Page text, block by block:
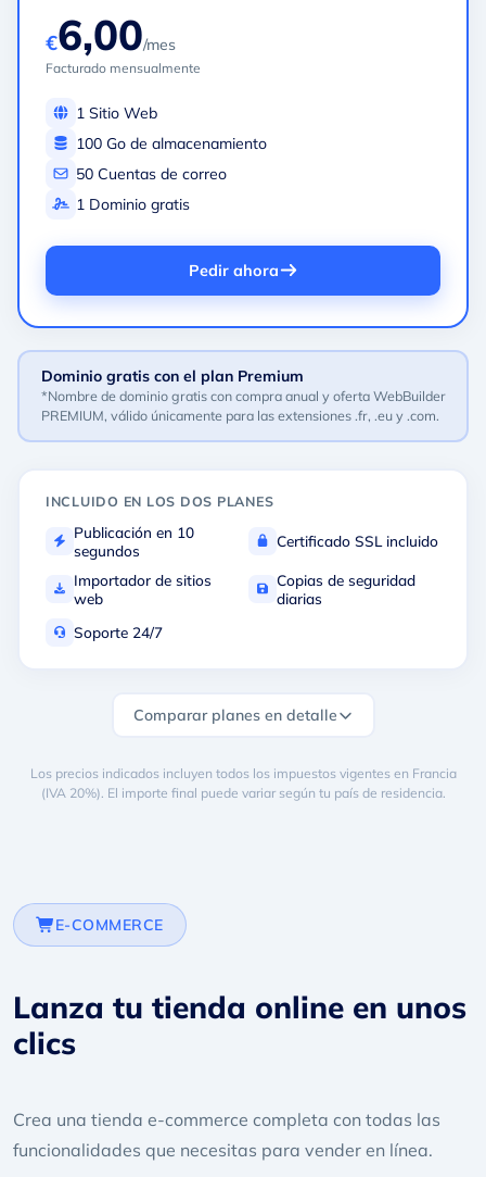
€6,00/mes
Facturado mensualmente
1 Sitio Web
100 Go de almacenamiento
50 Cuentas de correo
1 Dominio gratis
Pedir ahora
Dominio gratis con el plan Premium
*Nombre de dominio gratis con compra anual y oferta WebBuilder
PREMIUM, válido únicamente para las extensiones .fr, .eu y .com.
INCLUIDO EN LOS DOS PLANES
Publicación en 10
segundos
Certificado SSL incluido
Importador de sitios
web
Copias de seguridad
diarias
Soporte 24/7
Comparar planes en detalle
Los precios indicados incluyen todos los impuestos vigentes en Francia
(IVA 20%). El importe final puede variar según tu país de residencia.
E-COMMERCE
Lanza tu tienda online en unos
clics
Crea una tienda e-commerce completa con todas las
funcionalidades que necesitas para vender en línea.